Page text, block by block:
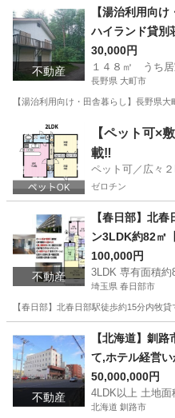
田町駅 マンショ
不動産
【湯治利用向
ハイランド貸別
30,000円
１４８㎡ うち
長野県 大町市
【湯治利用向け・田舎暮らし】長野県
大町市 その他 別荘
【ペット可×
載‼️
ペット可／広々
ゼロチン
不動産
【春日部】北
ン3LDK約82㎡
100,000円
3LDK 専有面積約
埼玉県 春日部市
【春日部】北春日部駅徒歩約15分内牧
マンション
不動産
【北海道】釧
て,ホテル経営い
50,000,000円
4LDK以上 土地面
北海道 釧路市